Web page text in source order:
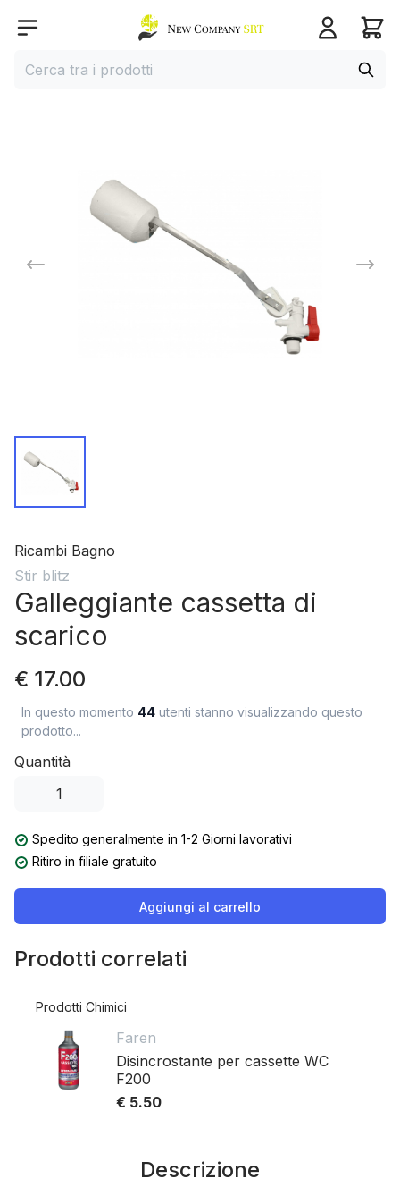
Open menu
Home page
Cerca
Ricambi Bagno
Stir blitz
Galleggiante cassetta di
scarico
€ 17.00
In questo momento 44 utenti stanno visualizzando questo
prodotto...
Quantità
Spedito generalmente in 1-2 Giorni lavorativi
Ritiro in filiale gratuito
Aggiungi al carrello
Prodotti correlati
Prodotti Chimici
Faren
Disincrostante per cassette WC
F200
€ 5.50
Descrizione